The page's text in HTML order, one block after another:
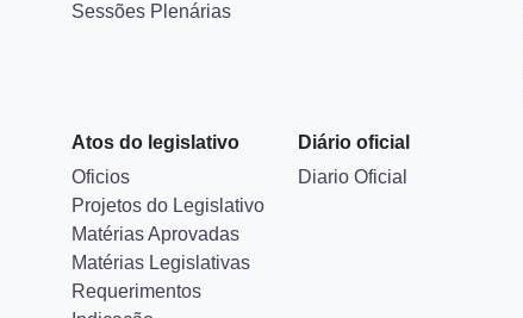
Sessões Plenárias
Atos do legislativo
Oficios
Projetos do Legislativo
Matérias Aprovadas
Matérias Legislativas
Requerimentos
Diário oficial
Diario Oficial